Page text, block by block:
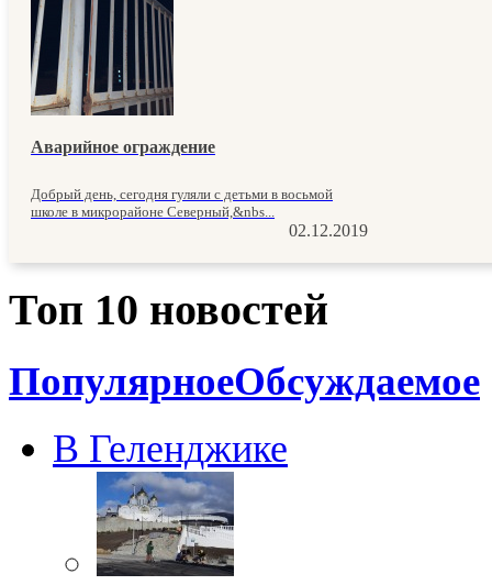
Аварийное ограждение
Добрый день, сегодня гуляли с детьми в восьмой
школе в микрорайоне Северный,&nbs...
02.12.2019
Топ 10 новостей
ПопулярноеОбсуждаемое
В Геленджике